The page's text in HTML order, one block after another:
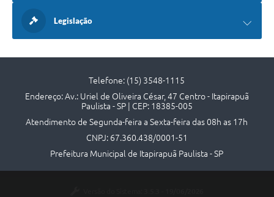
Legislação
Telefone: (15) 3548-1115
Endereço: Av.: Uriel de Oliveira César, 47 Centro - Itapirapuã
Paulista - SP | CEP: 18385-005
Atendimento de Segunda-feira a Sexta-feira das 08h as 17h
CNPJ: 67.360.438/0001-51
Prefeitura Municipal de Itapirapuã Paulista - SP